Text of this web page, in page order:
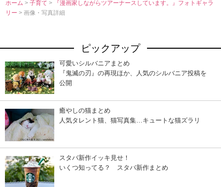
ホーム >子育て>
『漫画家しながらツアーナースしています。』フォトギャラ
リー> 画像・写真詳細
ピックアップ
可愛いシルバニアまとめ
『鬼滅の刃』の再現ほか、人気のシルバニア投稿を
公開
癒やしの猫まとめ
人気タレント猫、猫写真集…キュートな猫ズラリ
スタバ新作イッキ見せ！
いくつ知ってる？ スタバ新作まとめ